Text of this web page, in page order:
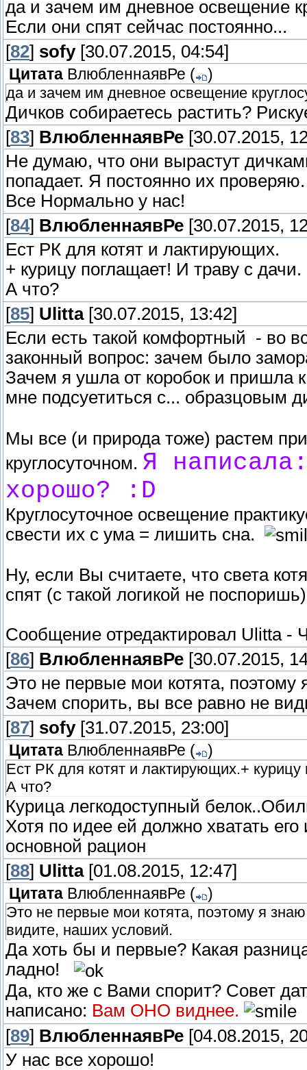
да и зачем им дневное освещение
Если они спят сейчас постоянно...
[82] sofy[30.07.2015, 04:54]
Цитата ВлюбленнаявРе (
)
да и зачем им дневное освещение
Дичков собираетесь растить?
[83] ВлюбленнаявРе [30.07.2015,
Не думаю, что они вырастут
попадает. Я постоянно их
Все Нормально у нас!
[84] ВлюбленнаявРе [30.07.2015,
Ест РК для котят и лактирующих.
+ курицу поглащает! И траву с дачи.
А что?
[85] Ulitta[30.07.2015, 13:42]
Если есть такой комфортный - во
законный вопрос: зачем было
Зачем я ушла от коробок и пришла
мне подсуетиться с... образцовым
Мы все (и природа тоже) растем
круглосуточном. Я
хорошо? :D
Круглосуточное освещение
свести их с ума = лишить сна.
Ну, если Вы считаете, что света
спят (с такой логикой не
Сообщение отредактировал Ulitta-
[86] ВлюбленнаявРе [30.07.2015,
Это не первые мои котята, поэтому
Зачем спорить, вы все равно не
[87] sofy[31.07.2015, 23:00]
Цитата ВлюбленнаявРе (
)
Ест РК для котят и лактирующих.+
А что?
Курица легкодоступный
Хотя по идее ей должно хватать
основной рацион
[88] Ulitta[01.08.2015, 12:47]
Цитата ВлюбленнаявРе (
)
Это не первые мои котята, поэтому я
видите, наших условий.
Да хоть бы и первые? Какая
ладно!
Да, кто же с Вами спорит? Совет
написано: Вам ОНО виднее.
[89] ВлюбленнаявРе [04.08.2015,
У нас все хорошо!